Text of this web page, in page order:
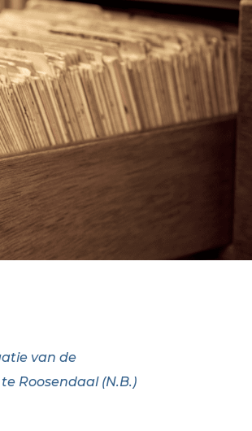
van de
Roosendaal (N.B.)